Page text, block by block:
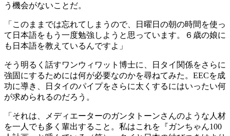
う機会がないことだ。
「このままでは忘れてしまうので、日曜日の朝の時間を使っ
て日本語をもう一度勉強しようと思っています。６歳の娘に
も日本語を教えているんですよ」
そう明るく話すワンウィワット博士に、日タイ関係をさらに
強固にするためには何が必要なのかを尋ねてみた。EECを成
功に導き、日タイのパイプをさらに太くするにはいったい何
が求められるのだろう。
「それは、メディエーターのガンタトーンさんのような人材
を一人でも多く輩出すること。私はこれを『ガンちゃん100